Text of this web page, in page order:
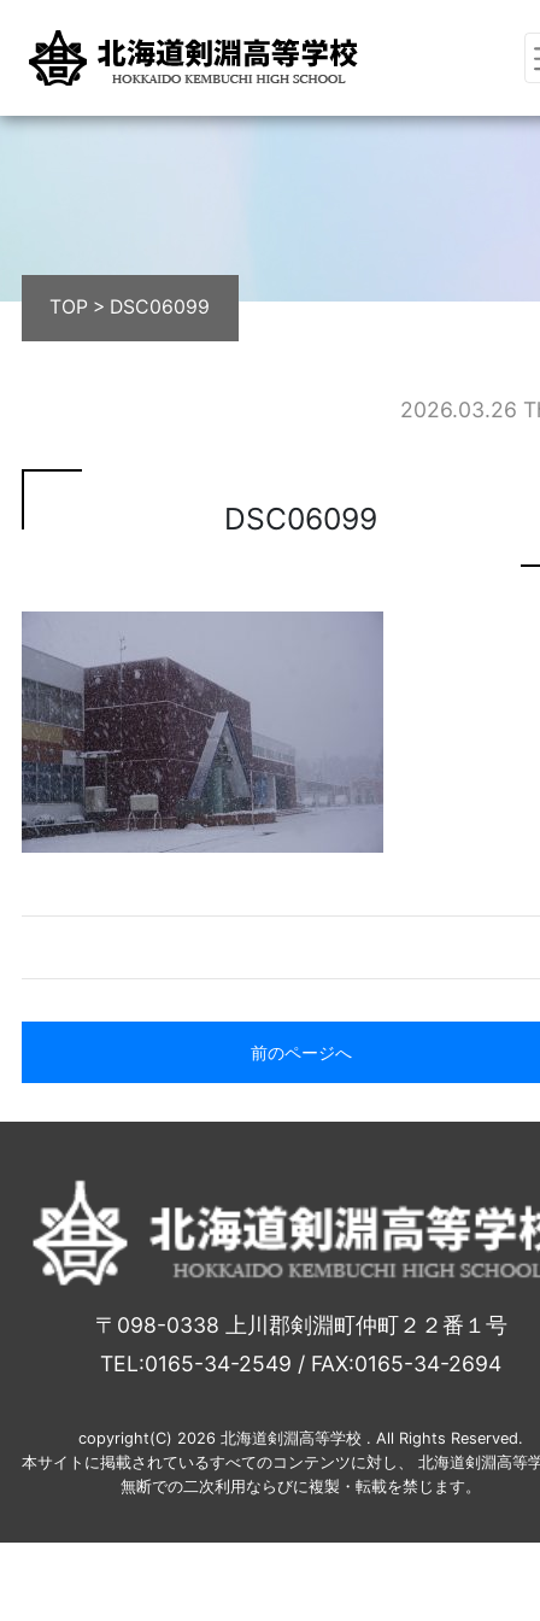
TOP > DSC06099
2026.03.26
DSC06099
前のページへ
〒098-0338 上川郡剣淵町仲町２２番１号
TEL:0165-34-2549 / FAX:0165-34-2694
copyright(C) 2026 北海道剣淵高等学校 . All Rights Reserved.
本サイトに掲載されているすべてのコンテンツに対し、 北海道剣淵高等
無断での二次利用ならびに複製・転載を禁じます。